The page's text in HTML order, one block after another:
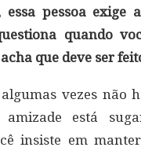
essa pessoa exige
quando
que deve ser
vezes não
está
insiste em